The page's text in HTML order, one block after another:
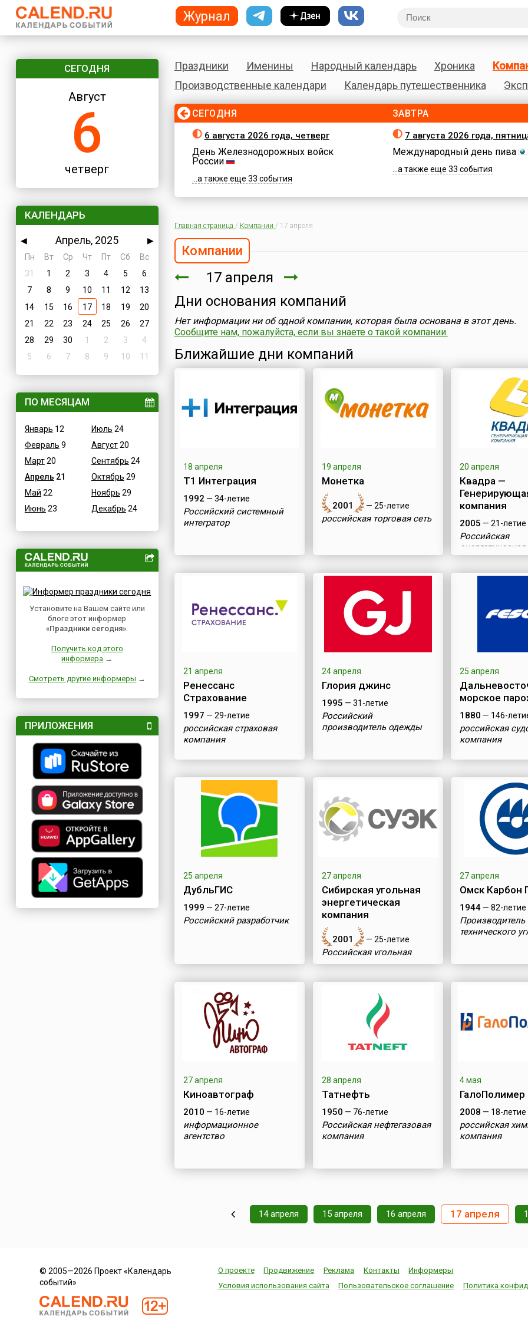
СЕГОДНЯ
Август
6
четверг
КАЛЕНДАРЬ
◀ Апрель, 2025
▶
Пн
Вт Ср Чт Пт Сб
Вс
31
1 2 3 4 5
6
7
8 9 10 11 12
13
14
15 16 17 18 19
20
21
22 23 24 25 26
27
28
29 30 1 2 3
4
5
6 7 8 9 10 11
ПО МЕСЯЦАМ
Январь 12
Февраль 9
Март20
Апрель 21
Май 22
Июнь 23
Июль 24
Август20
Сентябрь 24
Октябрь 29
Ноябрь 29
Декабрь 24
Установите на Вашем сайте или
блоге этот информер
«Праздники сегодня».
Получить код этого
информера →
Смотреть другие информеры →
ПРИЛОЖЕНИЯ
Праздники Именины Народный календарь Хроника
Производственные календари
Календарь путешественника
СЕГОДНЯ
6 августа 2026 года, четверг
День Железнодорожных войск
России
...а также еще 33 события
ЗАВТРА
7 августа 2026 года,
Международный день пива
...а также еще 33 события
Главная страница / Компании / 17 апреля
Компании
17 апреля
Дни основания компаний
Нет информации ни об одной компании, которая была основана в этот день.
Сообщите нам, пожалуйста, если вы знаете о такой компании.
Ближайшие дни компаний
18 апреля
Т1 Интеграция
1992 — 34-летие
Российский системный
интегратор
19 апреля
Монетка
2001 — 25-летие
российская торговая сеть
20 апреля
Квадра —
компания
2005 — 21-летие
Российская
21 апреля
Ренессанс
Страхование
1997 — 29-летие
российская страховая
компания
24 апреля
Глория джинс
1995 — 31-летие
Российский
производитель одежды
25 апреля
морское
1880 — 146-
российская
компания
25 апреля
ДубльГИС
1999 — 27-летие
Российский разработчик
27 апреля
Сибирская угольная
энергетическая
компания
2001 — 25-летие
Российская угольная
компания
27 апреля
Омск Карбон
1944 — 82-летие
Производитель
технического
27 апреля
Киноавтограф
2010 — 16-летие
информационное
агентство
28 апреля
Татнефть
1950 — 76-летие
Российская нефтегазовая
компания
4 мая
ГалоПолимер
2008 — 18-летие
российская
компания
14 апреля 15 апреля 16 апреля 17 апреля
© 2005—2026 Проект «Календарь
событий»
О проекте Продвижение Реклама Контакты
Информеры
Условия использования сайта
Пользовательское соглашение Политика
Журнал